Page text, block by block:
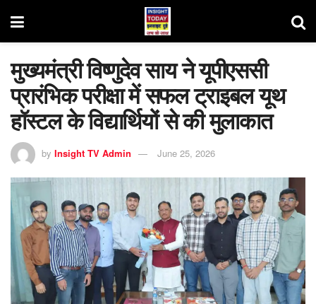
मुख्यमंत्री विष्णुदेव साय ने यूपीएससी
प्रारंभिक परीक्षा में सफल ट्राइबल यूथ
हॉस्टल के विद्यार्थियों से की मुलाकात
by Insight TV Admin June 25, 2026